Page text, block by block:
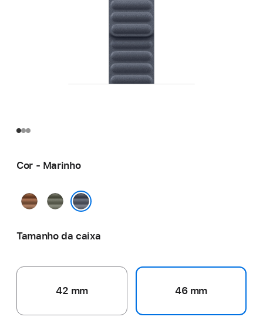
Cor - Marinho
Caramelo
Cinza-
Tamanho da caixa
42 mm 46 mm